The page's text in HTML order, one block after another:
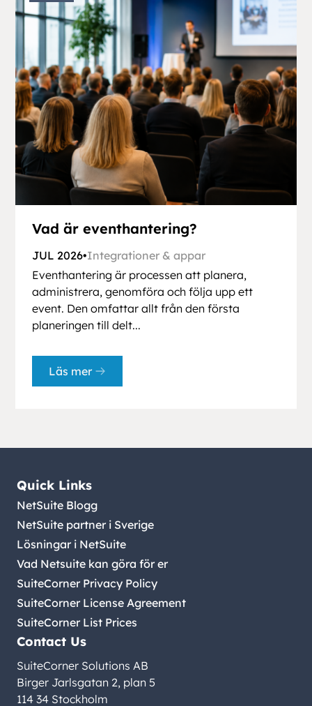
Vad är eventhantering?
JUL 2026•Integrationer & appar
Eventhantering är processen att planera,
administrera, genomföra och följa upp ett
event. Den omfattar allt från den första
planeringen till delt...
Läs mer
Quick Links
NetSuite Blogg
NetSuite partner i Sverige
Lösningar i NetSuite
Vad Netsuite kan göra för er
SuiteCorner Privacy Policy
SuiteCorner License Agreement
SuiteCorner List Prices
Contact Us
SuiteCorner Solutions AB
Birger Jarlsgatan 2, plan 5
114 34 Stockholm